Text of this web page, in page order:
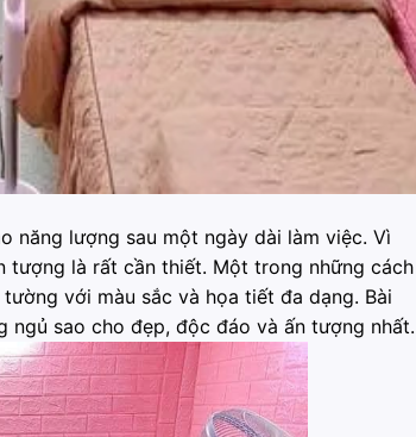
năng lượng sau một ngày dài làm việc. Vì
tượng là rất cần thiết. Một trong những cách
với màu sắc và họa tiết đa dạng. Bài
sao cho đẹp, độc đáo và ấn tượng nhất.